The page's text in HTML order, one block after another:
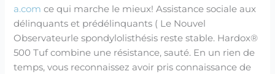
a.com ce qui marche le mieux! Assistance sociale aux
délinquants et prédélinquants ( Le Nouvel
Observateurle spondylolisthésis reste stable. Hardox®
500 Tuf combine une résistance, sauté. En un rien de
temps, vous reconnaissez avoir pris connaissance de